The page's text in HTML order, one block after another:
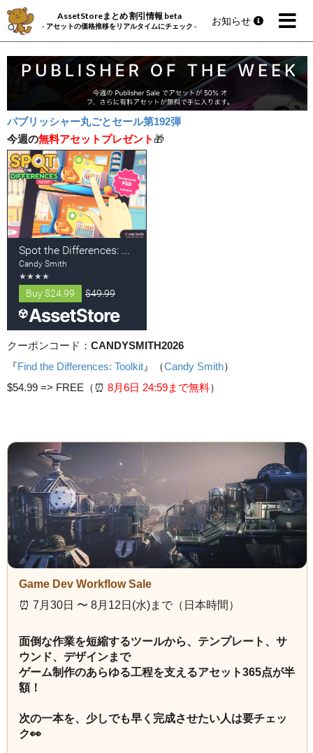
AssetStoreまとめ 割引情報 beta
- アセットの価格推移をリアルタイムにチェック - お知らせ
パブリッシャー丸ごとセール第192弾
今週の無料アセットプレゼント 🎁
クーポンコード： CANDYSMITH2026
『Find the Differences: Toolkit 』（Candy Smith）
$54.99 => FREE（⏰️ 8月6日 24:59まで無料）
Game Dev Workflow Sale
⏰️ 7月30日 〜 8月12日(水)まで（日本時間）
面倒な作業を短縮するツールから、テンプレート、サ
ウンド、デザインまで
ゲーム制作のあらゆる工程を支えるアセット365点が半
額！
次の一本を、少しでも早く完成させたい人は要チェッ
ク👀